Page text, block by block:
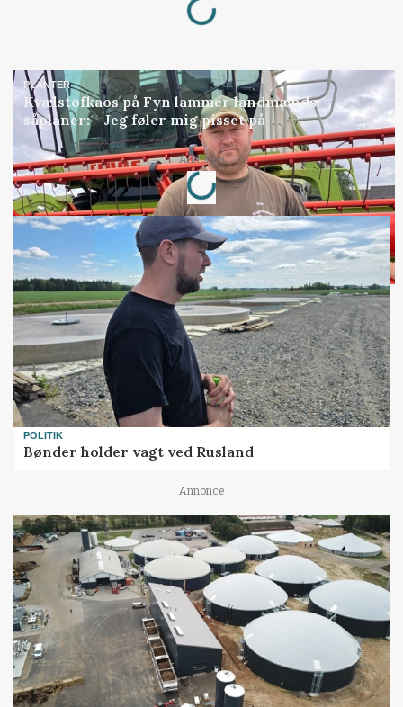
PLANTER
Kvælstofkaos på Fyn lammer landmænds
såplaner: - Jeg føler mig pisset på
Annonce
Loading...
POLITIK
Bønder holder vagt ved Rusland
Annonce